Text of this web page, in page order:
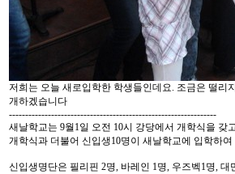
저희는 오늘 새로입학한 학생들인데요. 조금은 떨리
개하겠습니다
----------------------------------------------------------------
새날학교는 9월1일 오전 10시 강당에서 개학식을 갖
개학식과 더불어 신입생10명이 새날학교에 입학하
신입생명단은 필리핀 2명, 바레인 1명, 우즈벡1명, 대